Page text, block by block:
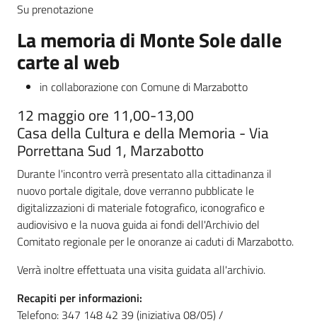
Su prenotazione
La memoria di Monte Sole dalle
carte al web
in collaborazione con Comune di Marzabotto
12 maggio ore 11,00-13,00
Casa della Cultura e della Memoria - Via
Porrettana Sud 1, Marzabotto
Durante l'incontro verrà presentato alla cittadinanza il
nuovo portale digitale, dove verranno pubblicate le
digitalizzazioni di materiale fotografico, iconografico e
audiovisivo e la nuova guida ai fondi dell'Archivio del
Comitato regionale per le onoranze ai caduti di Marzabotto.
Verrà inoltre effettuata una visita guidata all'archivio.
Recapiti per informazioni:
Telefono: 347 148 42 39 (iniziativa 08/05) /